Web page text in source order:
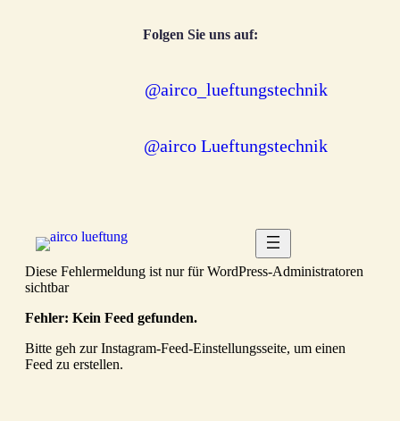
Folgen Sie uns auf:
@airco_lueftungstechnik
@airco Lueftungstechnik
Diese Fehlermeldung ist nur für WordPress-Administratoren
sichtbar
Fehler: Kein Feed gefunden.
Bitte geh zur Instagram-Feed-Einstellungsseite, um einen
Feed zu erstellen.